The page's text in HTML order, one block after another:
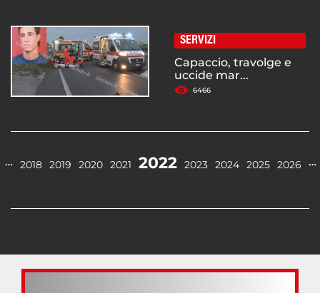
SERVIZI
Capaccio, travolge e
uccide mar...
6466
… 2018 2019 2020 2021 2022 2023 2024 2025 2026 …